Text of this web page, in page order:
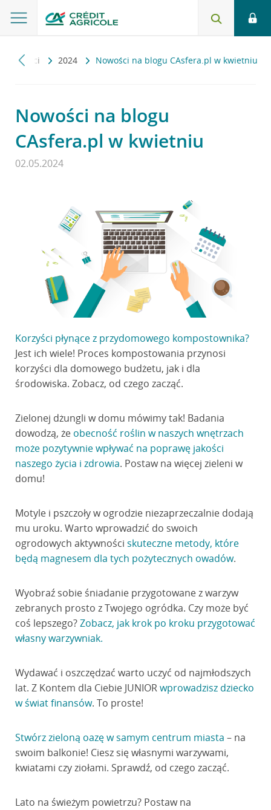
2024 Nowości na blogu CAsfera.pl w kwietniu
Nowości na blogu
CAsfera.pl w kwietniu
02.05.2024
Korzyści płynące z przydomowego kompostownika?
Jest ich wiele! Proces kompostowania przynosi
korzyści dla domowego budżetu, jak i dla
środowiska. Zobacz, od czego zacząć.
Zielonej dżungli w domu mówimy tak! Badania
dowodzą, że obecność roślin w naszych wnętrzach
może pozytywnie wpływać na poprawę jakości
naszego życia i zdrowia. Postaw na więcej zieleni w
domu!
Motyle i pszczoły w ogrodzie niezaprzeczalnie dodają
mu uroku. Warto wprowadzić do swoich
ogrodowych aktywności skuteczne metody, które
będą magnesem dla tych pożytecznych owadów.
Wyobraź sobie śniadanie przygotowane z warzyw
zebranych prosto z Twojego ogródka. Czy może być
coś lepszego?Zobacz, jak krok po kroku przygotować
własny warzywniak.
Wydawać i oszczędzać warto uczyć od najmłodszych
lat. Z Kontem dla Ciebie JUNIORwprowadzisz dziecko
w świat finansów. To proste!
Stwórz zieloną oazę w samym centrum miasta – na
swoim balkonie! Ciesz się własnymi warzywami,
kwiatami czy ziołami. Sprawdź, od czego zacząć.
Lato na świeżym powietrzu? Postaw na